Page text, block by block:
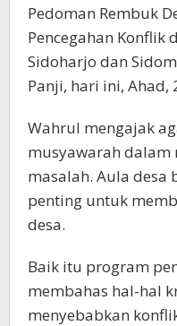
Pedoman Rembuk
Pencegahan Konflik
Sidoharjo dan
Panji, hari ini, Ahad,
Wahrul mengajak
musyawarah dalam
masalah. Aula
penting untuk
desa.
Baik itu program
membahas hal-hal
menyebabkan